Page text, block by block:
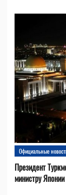
Официальные
Президент
министру